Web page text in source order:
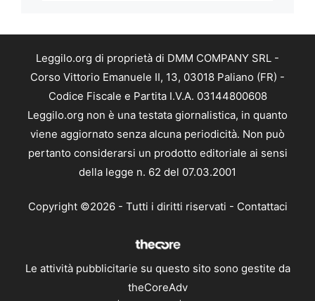
Leggilo.org di proprietà di DMM COMPANY SRL -
Corso Vittorio Emanuele II, 13, 03018 Paliano (FR) -
Codice Fiscale e Partita I.V.A. 03144800608
Leggilo.org non è una testata giornalistica, in quanto
viene aggiornato senza alcuna periodicità. Non può
pertanto considerarsi un prodotto editoriale ai sensi
della legge n. 62 del 07.03.2001
Copyright ©2026 - Tutti i diritti riservati - Contattaci
Le attività pubblicitarie su questo sito sono gestite da
theCoreAdv